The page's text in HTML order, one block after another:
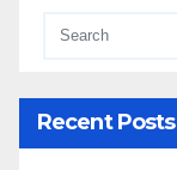
Recent Posts